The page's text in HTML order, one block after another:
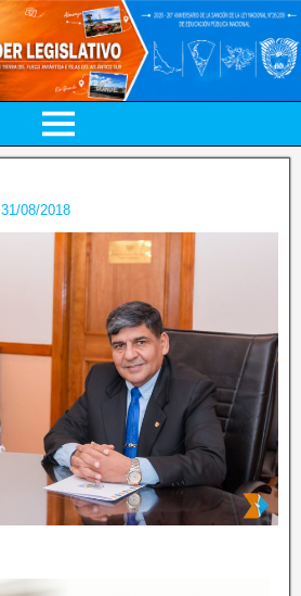
31/08/2018